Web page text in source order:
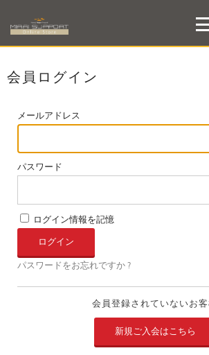
会員ログイン
メールアドレス
パスワード
ログイン情報を記憶
パスワードをお忘れですか ?
会員登録されていないお客
新規ご入会はこちら